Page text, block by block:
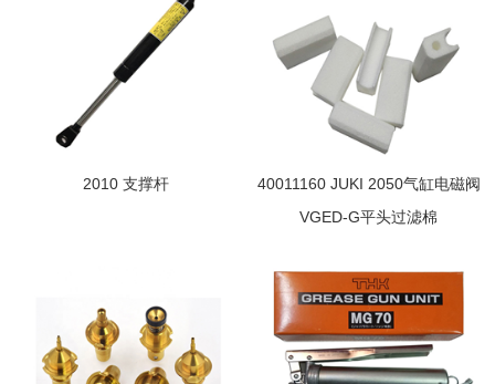
2010 支撑杆
40011160 JUKI 2050气缸电磁阀
VGED-G平头过滤棉